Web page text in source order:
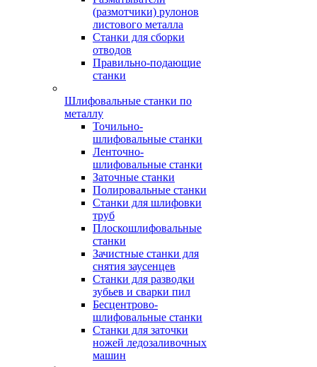
(размотчики) рулонов
листового металла
Станки для сборки
отводов
Правильно-подающие
станки
Шлифовальные станки по
металлу
Точильно-
шлифовальные станки
Ленточно-
шлифовальные станки
Заточные станки
Полировальные станки
Станки для шлифовки
труб
Плоскошлифовальные
станки
Зачистные станки для
снятия заусенцев
Станки для разводки
зубьев и сварки пил
Бесцентрово-
шлифовальные станки
Станки для заточки
ножей ледозаливочных
машин